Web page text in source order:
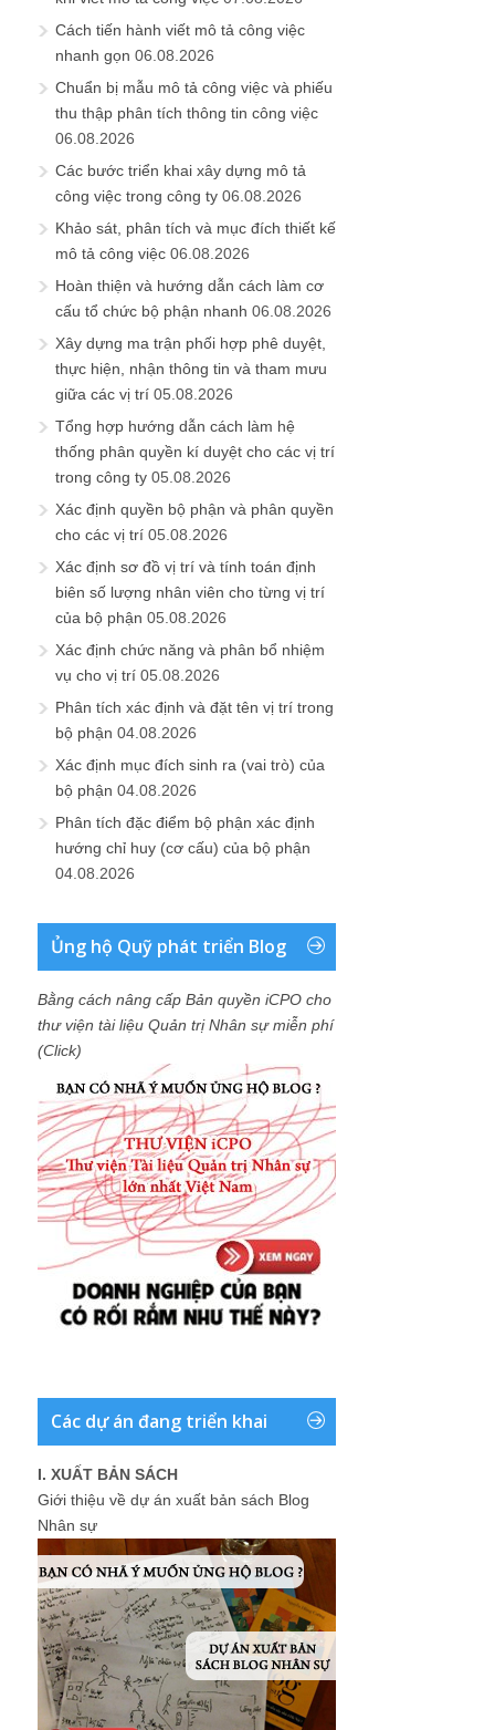
Cách tiến hành viết mô tả công việc
nhanh gọn 06.08.2026
Chuẩn bị mẫu mô tả công việc và phiếu
thu thập phân tích thông tin công việc
06.08.2026
Các bước triển khai xây dựng mô tả
công việc trong công ty 06.08.2026
Khảo sát, phân tích và mục đích thiết kế
mô tả công việc 06.08.2026
Hoàn thiện và hướng dẫn cách làm cơ
cấu tổ chức bộ phận nhanh 06.08.2026
Xây dựng ma trận phối hợp phê duyệt,
thực hiện, nhận thông tin và tham mưu
giữa các vị trí 05.08.2026
Tổng hợp hướng dẫn cách làm hệ
thống phân quyền kí duyệt cho các vị trí
trong công ty 05.08.2026
Xác định quyền bộ phận và phân quyền
cho các vị trí 05.08.2026
Xác định sơ đồ vị trí và tính toán định
biên số lượng nhân viên cho từng vị trí
của bộ phận 05.08.2026
Xác định chức năng và phân bổ nhiệm
vụ cho vị trí 05.08.2026
Phân tích xác định và đặt tên vị trí trong
bộ phận 04.08.2026
Xác định mục đích sinh ra (vai trò) của
bộ phận 04.08.2026
Phân tích đặc điểm bộ phận xác định
hướng chỉ huy (cơ cấu) của bộ phận
04.08.2026
Ủng hộ Quỹ phát triển Blog
Bằng cách nâng cấp Bản quyền iCPO cho
thư viện tài liệu Quản trị Nhân sự miễn phí
(Click)
Các dự án đang triển khai
I. XUẤT BẢN SÁCH
Giới thiệu về dự án xuất bản sách Blog
Nhân sự